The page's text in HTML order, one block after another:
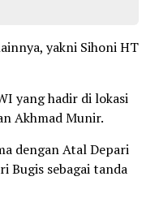
yakni Sihoni HT
yang hadir di lokasi
Akhmad Munir.
dengan Atal Depari
Bugis sebagai tanda